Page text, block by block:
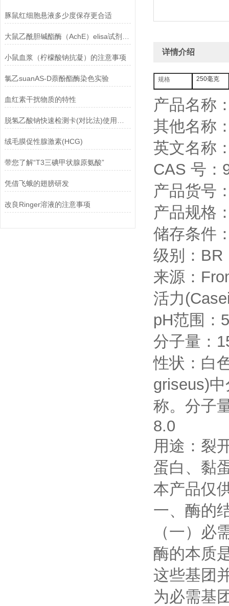
豚鼠红细胞悬液多少度保存更合适
小鼠血浆（柠檬酸钠抗凝）的注意事项
氯乙suanAS-D萘酚酯酶染色实验
血红素干扰物质的特性
绒毛膜促性腺激素(HCG)
带您了解“T3三碘甲状腺原氨酸”
凭借飞蛾的翅膀研发
改良Ringer溶液的注意事项
详情介绍
规格 250毫克
产品名称
其他名称
英文名称
CAS 号：
产品货号
产品规格
储存条件
级别：BR
来源：
活力
pH范围：
分子量：
性状：白
griseus)
称。分子
8.0
用途：裂
蛋白、黏
本产品仅
一、酶的
（一）必
酶的本质
这些基团
为必需基